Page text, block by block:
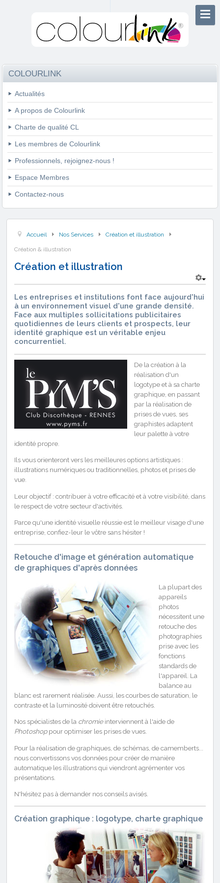
COLOURLINK
Actualités
A propos de Colourlink
Charte de qualité CL
Les membres de Colourlink
Professionnels, rejoignez-nous !
Espace Membres
Contactez-nous
Accueil Nos Services Création et illustration
Création & illustration
Création et illustration
Les entreprises et institutions font face aujourd'hui
à un environnement visuel d'une grande densité.
Face aux multiples sollicitations publicitaires
quotidiennes de leurs clients et prospects, leur
identité graphique est un véritable enjeu
concurrentiel.
De la création à la
réalisation d'un
logotype et à sa charte
graphique, en passant
par la réalisation de
prises de vues, ses
graphistes adaptent
leur palette à votre
identité propre.
Ils vous orienteront vers les meilleures options artistiques :
illustrations numériques ou traditionnelles, photos et prises de
vue.
Leur objectif : contribuer à votre efficacité et à votre visibilité, dans
le respect de votre secteur d'activités.
Parce qu'une identité visuelle réussie est le meilleur visage d'une
entreprise, confiez-leur le vôtre sans hésiter !
Retouche d'image et génération automatique
de graphiques d'après données
La plupart des
appareils
photos
nécessitent une
retouche des
photographies
prise avec les
fonctions
standards de
l'appareil. La
balance au
blanc est rarement réalisée. Aussi, les courbes de saturation, le
contraste et la luminosité doivent être retouchés.
Nos spécialistes de la chromieinterviennent à l'aide de
Photoshoppour optimiser les prises de vues.
Pour la réalisation de graphiques, de schémas, de camemberts...
nous convertissons vos données pour créer de manière
automatique les illustrations qui viendront agrémenter vos
présentations.
N'hésitez pas à demander nos conseils avisés.
Création graphique : logotype, charte graphique